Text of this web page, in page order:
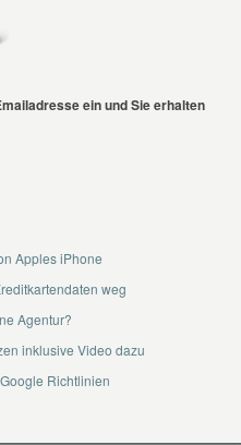
ein und Sie erhalten
Apples iPhone
weg
Agentur?
inklusive Video dazu
Richtlinien